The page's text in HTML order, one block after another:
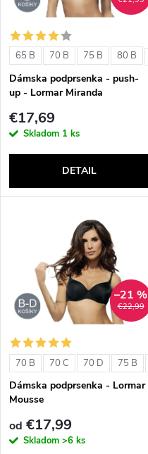
i
e
p
r
d
t
o
v
i
s
p
r
o
d
t
o
v
65 B 70 B 75 B 80 B
Dámska podprsenka - push-
up - Lormar Miranda
€17,69
Skladom 1 ks
DETAIL
€22,99
–21 %
70 B 70 C 70 D 75 B
Dámska podprsenka - Lormar
Mousse
od €17,99
Skladom >6 ks